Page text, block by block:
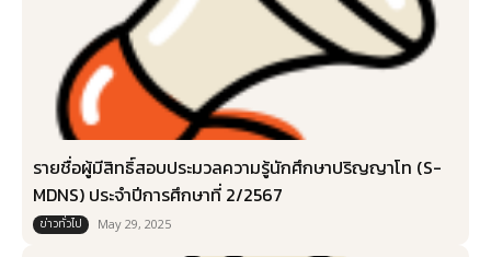
รายชื่อผู้มีสิทธิ์สอบประมวลความรู้นักศึกษาปริญญาโท (S-
MDNS) ประจำปีการศึกษาที่ 2/2567
ข่าวทั่วไป May 29, 2025